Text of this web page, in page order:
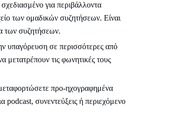
για περιβάλλοντα
των ομαδικών συζητήσεων. Είναι
των συζητήσεων.
υπαγόρευση σε περισσότερες από
μετατρέπουν τις φωνητικές τους
προ-ηχογραφημένα
podcast, συνεντεύξεις ή περιεχόμενο